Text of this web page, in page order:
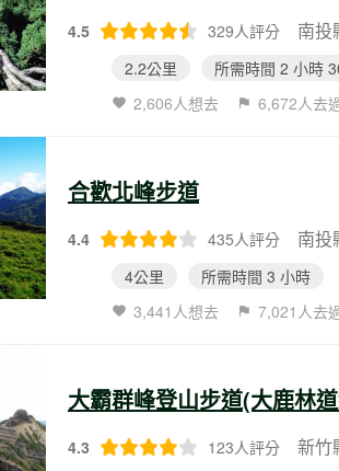
4.5 329人評分 南投
2.2公里
所需時間 2 小時
2,606人想去
6,672人去
合歡北峰步道
4.4 435人評分 南投
4公里
所需時間 3 小時
3,441人想去
7,021人去
大霸群峰登山步道(大鹿林
4.3 123人評分 新竹